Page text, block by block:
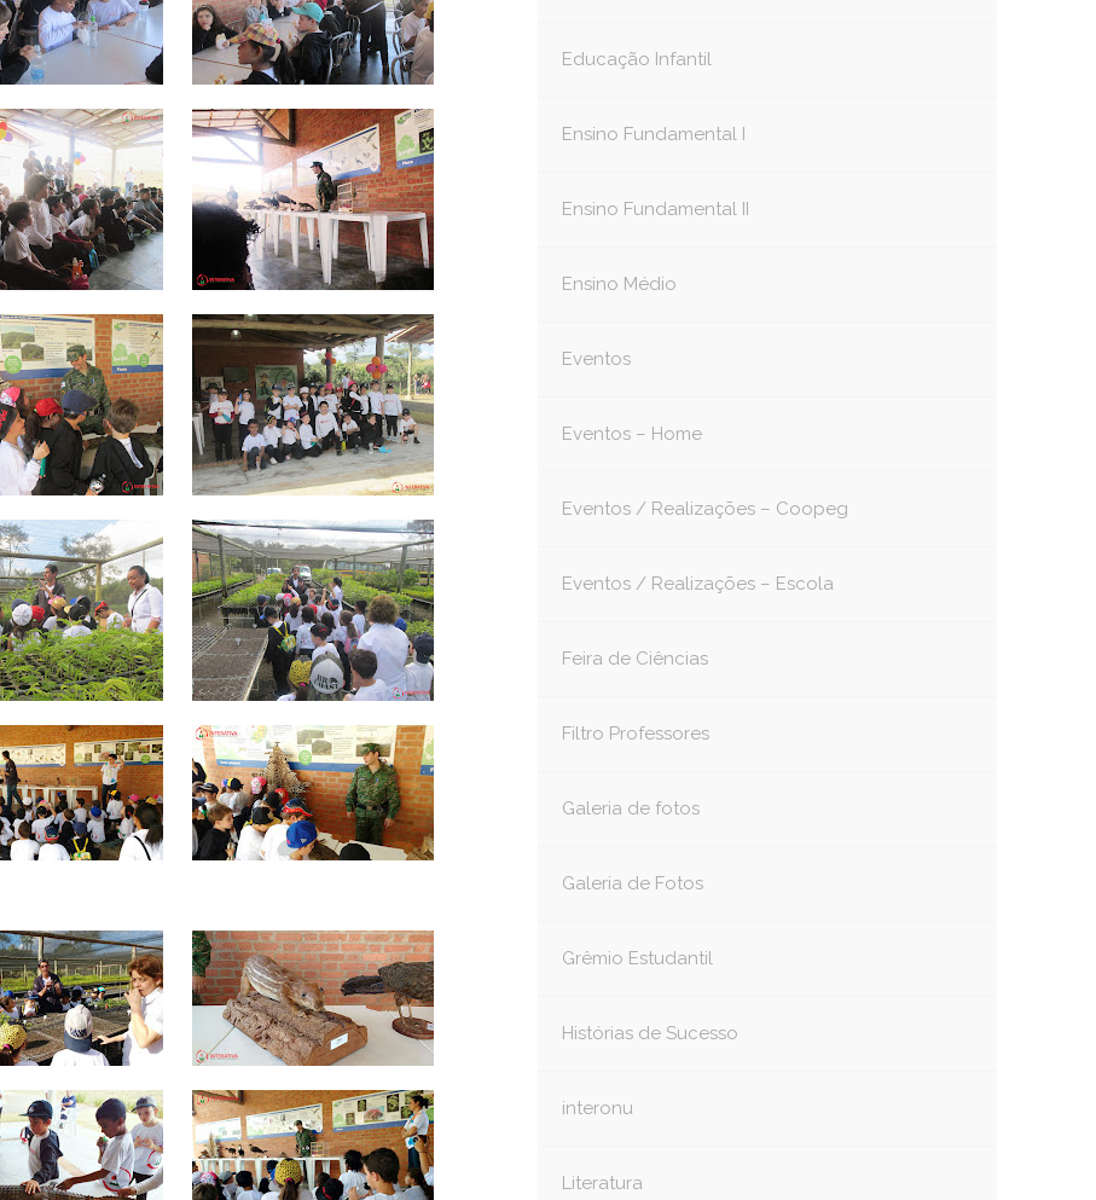
Educação Infantil
Ensino Fundamental I
Ensino Fundamental II
Ensino Médio
Eventos
Eventos – Home
Eventos / Realizações – Coopeg
Eventos / Realizações – Escola
Feira de Ciências
Filtro Professores
Galeria de fotos
Galeria de Fotos
Grêmio Estudantil
Histórias de Sucesso
interonu
Literatura